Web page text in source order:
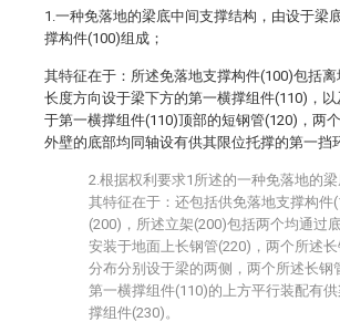
1.一种免落地的梁底中间支撑结构，由设于梁
撑构件(100)组成；
其特征在于：所述免落地支撑构件(100)包括
长度方向设于梁下方的第一横撑组件(110)，
于第一横撑组件(110)顶部的短钢管(120)，两
外壁的底部均同轴设有供其限位托撑的第一挡
2.根据权利要求1所述的一种免落地的梁
其特征在于：还包括供免落地支撑构件
(200)，所述立架(200)包括两个均通过
安装于地面上长钢管(220)，两个所述
分布分别设于梁的两侧，两个所述长钢
第一横撑组件(110)的上方平行装配有
撑组件(230)。